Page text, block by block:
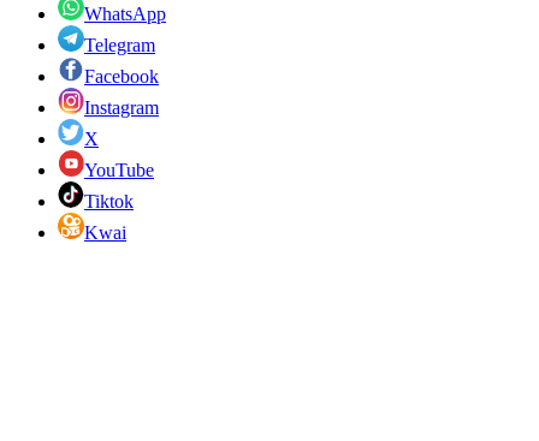
WhatsApp
Telegram
Facebook
Instagram
X
YouTube
Tiktok
Kwai